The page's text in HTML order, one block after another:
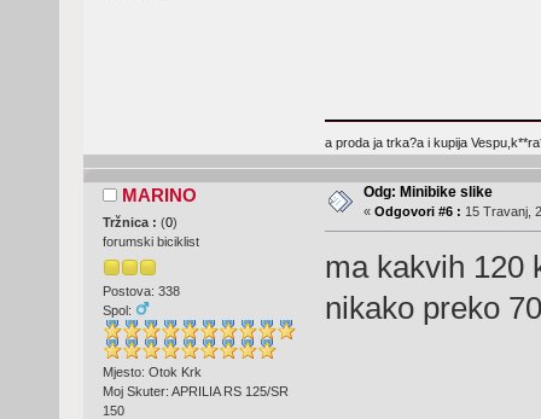
a proda ja trka?a i kupija
MARINO
Tržnica : (0)
forumski biciklist
Postova: 338
Spol:
Mjesto: Otok Krk
Moj Skuter: APRILIA RS 125/SR
150
Odg: Minibike slike
« Odgovori #6 : 15 Travanj,
ma kakvih 120
nikako preko